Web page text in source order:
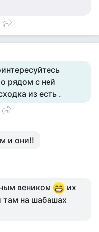
рядом с ней
из есть .
и они!!
веником
их
там на шабашах